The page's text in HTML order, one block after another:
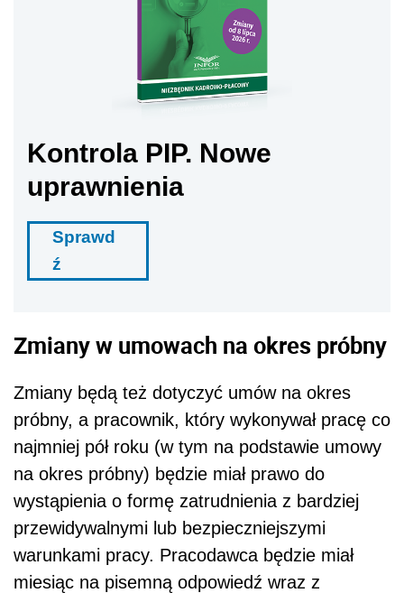
Kontrola PIP. Nowe
uprawnienia
Sprawd
ź
Zmiany w umowach na okres próbny
Zmiany będą też dotyczyć umów na okres
próbny, a pracownik, który wykonywał pracę co
najmniej pół roku (w tym na podstawie umowy
na okres próbny) będzie miał prawo do
wystąpienia o formę zatrudnienia z bardziej
przewidywalnymi lub bezpieczniejszymi
warunkami pracy. Pracodawca będzie miał
miesiąc na pisemną odpowiedź wraz z